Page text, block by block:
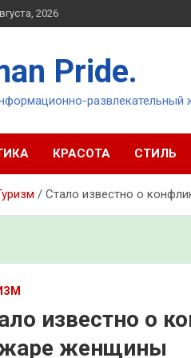
2026
Pride.
развлекательный
КРАСОТА СТИЛЬ
Стало известно о
известно о
женщины